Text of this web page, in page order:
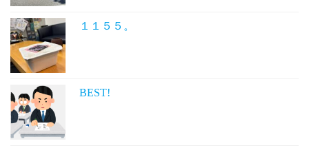
１１５５。
BEST!